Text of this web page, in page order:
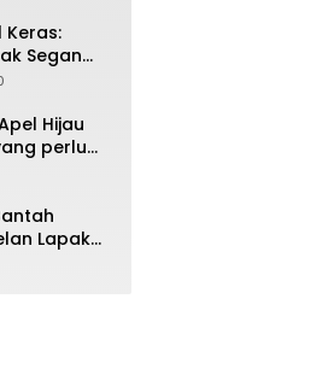
Keras:
Segan
di
Hijau
perlu
Lapak